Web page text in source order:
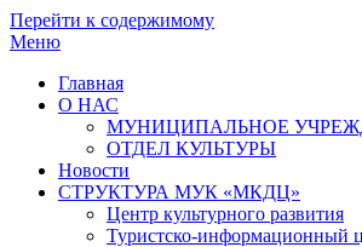
Перейти к содержимому
Меню
Главная
О НАС
МУНИЦИПАЛЬНОЕ
ОТДЕЛ КУЛЬТУРЫ
Новости
СТРУКТУРА МУК «МКДЦ»
Центр культурного развития
Туристско-информационный